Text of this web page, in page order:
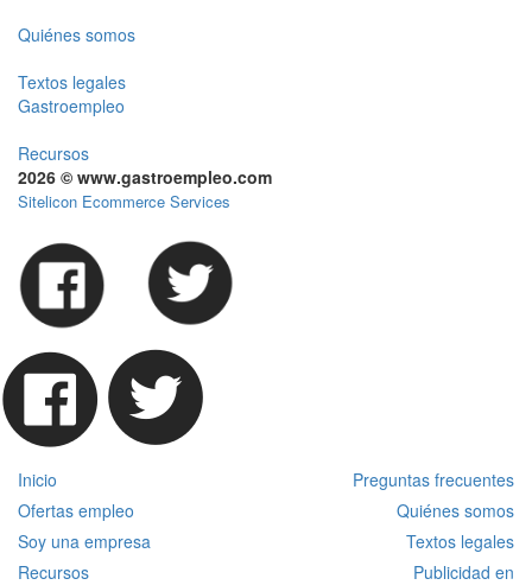
Quiénes somos
Textos legales
Gastroempleo
Recursos
2026 © www.gastroempleo.com
Sitelicon Ecommerce Services
Inicio
Preguntas frecuentes
Ofertas empleo
Quiénes somos
Soy una empresa
Textos legales
Recursos
Publicidad en